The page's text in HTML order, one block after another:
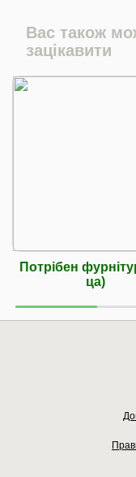
Вас також
зацікавити
Потрібен
ца)